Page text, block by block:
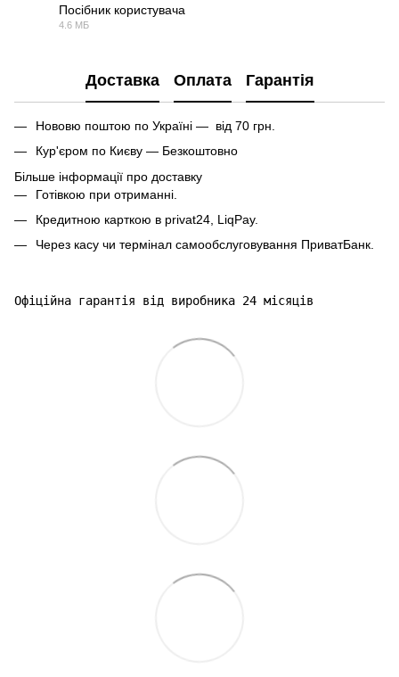
Посібник користувача
4.6 МБ
Доставка Оплата Гарантія
Нововю поштою по Україні — від 70 грн.
Кур'єром по Києву — Безкоштовно
Більше інформації про доставку
Готівкою при отриманні.
Кредитною карткою в privat24, LiqPay.
Через касу чи термінал самообслуговування ПриватБанк.
Офіційна гарантія від виробника 24 місяців